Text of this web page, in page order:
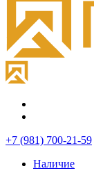
+7 (981) 700-21-59
Наличие